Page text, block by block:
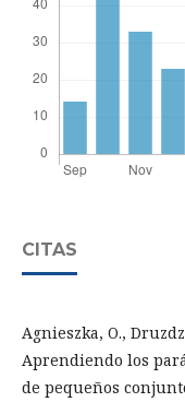
CITAS
Agnieszka, O.,
Aprendiendo los
de pequeños